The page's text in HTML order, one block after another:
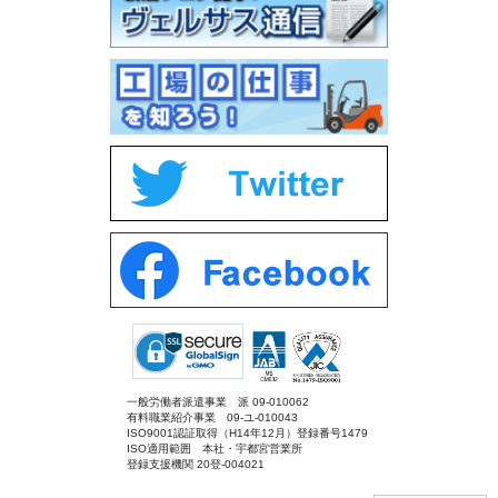
一般労働者派遣事業 派 09-010062
有料職業紹介事業 09-ユ-010043
ISO9001認証取得（H14年12月）登録番号1479
ISO適用範囲 本社・宇都宮営業所
登録支援機関 20登-004021